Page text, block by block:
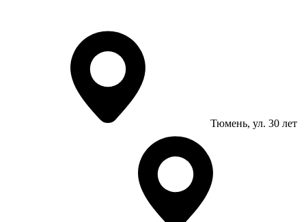
Тюмень, ул. 30 лет